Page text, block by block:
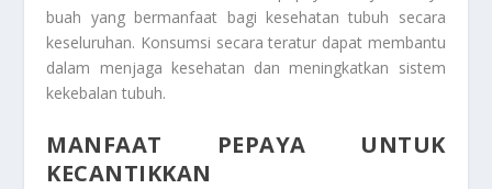
buah yang bermanfaat bagi kesehatan tubuh secara
keseluruhan. Konsumsi secara teratur dapat membantu
dalam menjaga kesehatan dan meningkatkan sistem
kekebalan tubuh.
MANFAAT PEPAYA UNTUK
KECANTIKKAN